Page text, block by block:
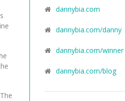
dannybia.com
dannybia.com/danny
dannybia.com/winner
dannybia.com/blog